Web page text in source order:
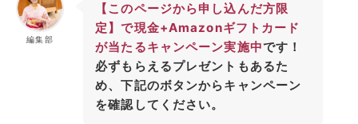
編集部
【このページから申し込んだ方限
定】で現金+Amazonギフトカード
が当たるキャンペーン実施中です！
必ずもらえるプレゼントもあるた
め、下記のボタンからキャンペーン
を確認してください。